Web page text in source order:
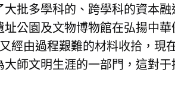
批多學科的、跨學科的資本
公園及文物博物館在弘揚中華
經由過程艱難的材料收拾，現
師文明生涯的一部門，這對